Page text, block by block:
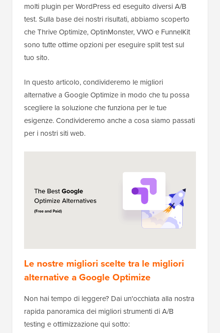
molti plugin per WordPress ed eseguito diversi A/B
test. Sulla base dei nostri risultati, abbiamo scoperto
che Thrive Optimize, OptinMonster, VWO e FunnelKit
sono tutte ottime opzioni per eseguire split test sul
tuo sito.
In questo articolo, condivideremo le migliori
alternative a Google Optimize in modo che tu possa
scegliere la soluzione che funziona per le tue
esigenze. Condivideremo anche a cosa siamo passati
per i nostri siti web.
Le nostre migliori scelte tra le migliori
alternative a Google Optimize
Non hai tempo di leggere? Dai un'occhiata alla nostra
rapida panoramica dei migliori strumenti di A/B
testing e ottimizzazione qui sotto: